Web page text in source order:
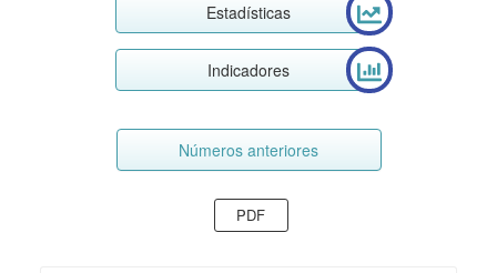
Estadísticas
Indicadores
Números anteriores
PDF